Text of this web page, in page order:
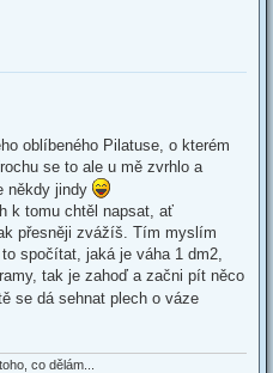
oblíbeného Pilatuse, o kterém
se to ale u mě zvrhlo a
někdy jindy
k tomu chtěl napsat, ať
přesněji zvážíš. Tím myslím
spočítat, jaká je váha 1 dm2,
tak je zahoď a začni pít něco
se dá sehnat plech o váze
co dělám...